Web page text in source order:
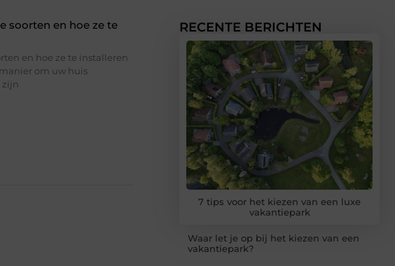
soorten en hoe ze te
en hoe ze te installeren
om uw huis
zijn
RECENTE BERICHTEN
7 tips voor het kiezen van een luxe
vakantiepark
Waar let je op bij het kiezen van een
vakantiepark?